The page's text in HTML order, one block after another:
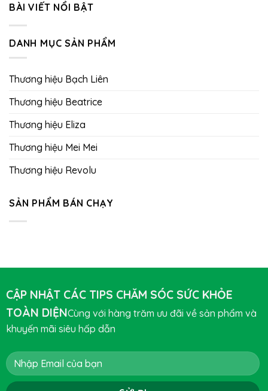
BÀI VIẾT NỔI BẬT
DANH MỤC SẢN PHẨM
Thương hiệu Bạch Liên
Thương hiệu Beatrice
Thương hiệu Eliza
Thương hiệu Mei Mei
Thương hiệu Revolu
SẢN PHẨM BÁN CHẠY
CẬP NHẬT CÁC TIPS CHĂM SÓC SỨC KHỎE
TOÀN DIỆNCùng với hàng trăm ưu đãi về sản phẩm và
khuyến mãi siêu hấp dẫn